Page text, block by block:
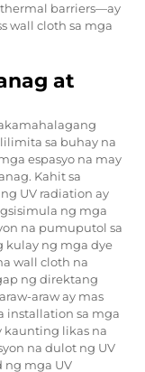
barriers—ay
wall cloth sa mga
at
sa buhay na
espasyo na may
Kahit sa
UV radiation ay
ng mga
na pumuputol sa
kulay ng mga dye
wall cloth na
ng direktang
araw ay mas
installation sa mga
kaunting likas na
na dulot ng UV
ng mga UV